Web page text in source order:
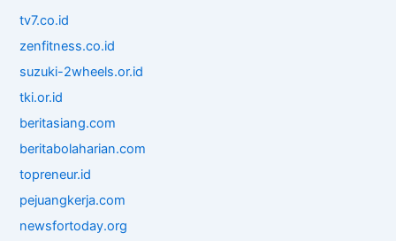
tv7.co.id
zenfitness.co.id
suzuki-2wheels.or.id
tki.or.id
beritasiang.com
beritabolaharian.com
topreneur.id
pejuangkerja.com
newsfortoday.org